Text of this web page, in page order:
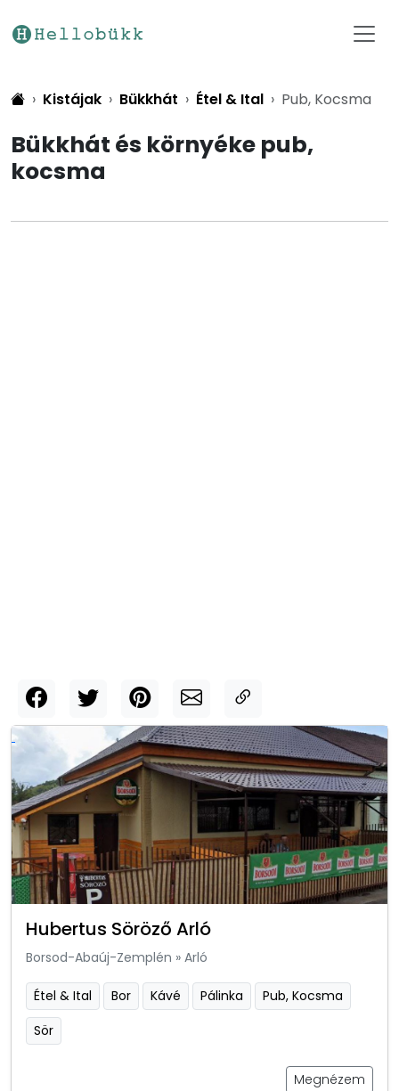
Kistájak Bükkhát Étel & Ital Pub, Kocsma
Bükkhát és környéke pub,
kocsma
Hubertus Söröző Arló
Borsod-Abaúj-Zemplén » Arló
Étel & Ital Bor Kávé Pálinka
Pub, Kocsma
Sör
Megnézem